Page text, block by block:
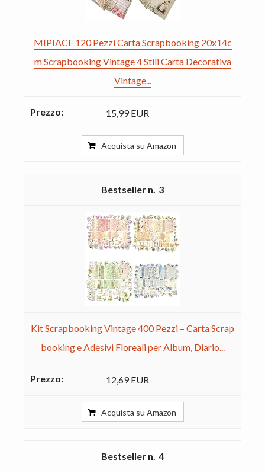
MIPIACE 120 Pezzi Carta Scrapbooking 20x14c
m Scrapbooking Vintage 4 Stili Carta Decorativa
Vintage...
15,99 EUR
Acquista su Amazon
3
Kit Scrapbooking Vintage 400 Pezzi – Carta Scrap
booking e Adesivi Floreali per Album, Diario...
12,69 EUR
Acquista su Amazon
4